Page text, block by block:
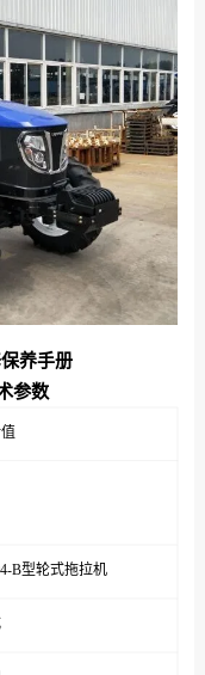
养手册
参数
B型轮式拖拉机